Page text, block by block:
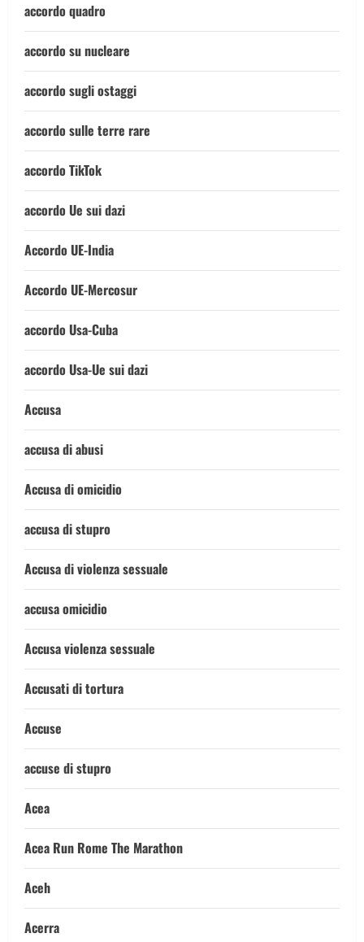
accordo quadro
accordo su nucleare
accordo sugli ostaggi
accordo sulle terre rare
accordo TikTok
accordo Ue sui dazi
Accordo UE-India
Accordo UE-Mercosur
accordo Usa-Cuba
accordo Usa-Ue sui dazi
Accusa
accusa di abusi
Accusa di omicidio
accusa di stupro
Accusa di violenza sessuale
accusa omicidio
Accusa violenza sessuale
Accusati di tortura
Accuse
accuse di stupro
Acea
Acea Run Rome The Marathon
Aceh
Acerra